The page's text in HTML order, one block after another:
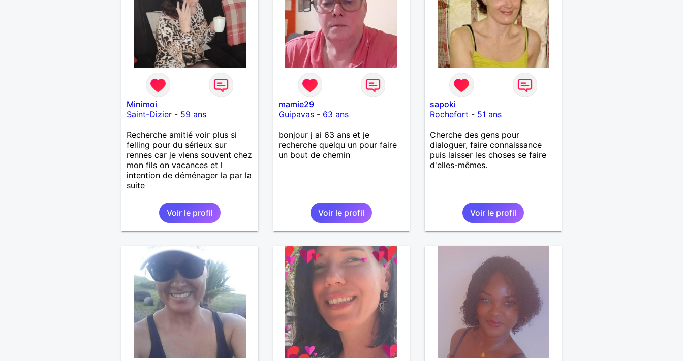
Minimoi
Saint-Dizier- 59 ans
Recherche amitié voir plus si
felling pour du sérieux sur
rennes car je viens souvent chez
mon fils on vacances et l
intention de déménager la par la
suite
Voir le profil
mamie29
Guipavas- 63 ans
bonjour j ai 63 ans et je
recherche quelqu un pour faire
un bout de chemin
Voir le profil
sapoki
Rochefort - 51 ans
Cherche des gens pour
dialoguer, faire connaissance
puis laisser les choses se faire
d'elles-mêmes.
Voir le profil